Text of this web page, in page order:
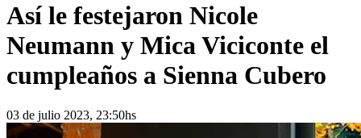
Así le festejaron Nicole
Neumann y Mica Viciconte el
cumpleaños a Sienna Cubero
03 de julio 2023, 23:50hs